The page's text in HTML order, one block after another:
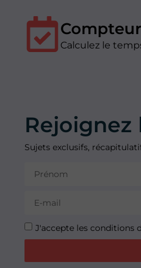
Calculez le
Rejoignez
Sujets exclusifs,
J'accepte les conditions